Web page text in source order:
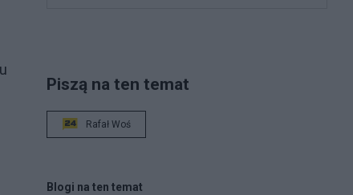
Piszą na ten temat
Rafał Woś
Blogi na ten temat